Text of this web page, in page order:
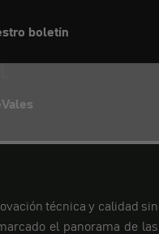
boletín
Vales
técnica y calidad sin
el panorama de las